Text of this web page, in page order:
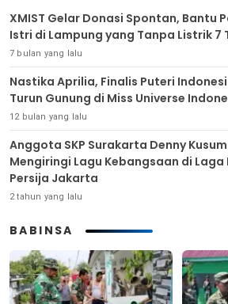
XMIST Gelar Donasi Spontan, Bantu
Istri di Lampung yang Tanpa Listrik 7
7 bulan yang lalu
Nastika Aprilia, Finalis Puteri
Turun Gunung di Miss Universe
12 bulan yang lalu
Anggota SKP Surakarta Denny
Mengiringi Lagu Kebangsaan di Laga
Persija Jakarta
2 tahun yang lalu
BABINSA